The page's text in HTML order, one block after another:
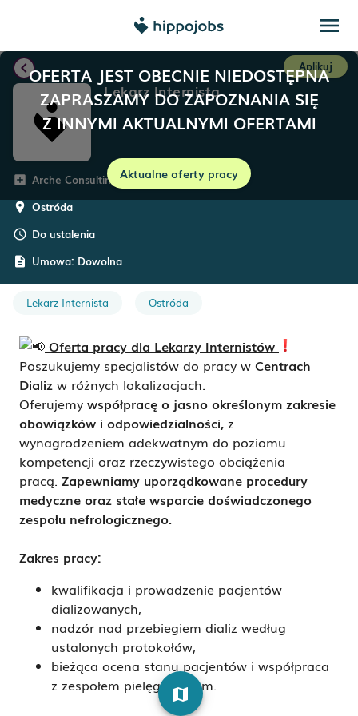
menu
OFERTA JEST OBECNIE NIEDOSTĘPNA
ZAPRASZAMY DO ZAPOZNANIA SIĘ
Z INNYMI AKTUALNYMI OFERTAMI
Aktualne oferty pracy
chevron_left Aplikuj
Lekarz Internista
add_box Arche Consulting
room Ostróda
schedule Do ustalenia
description Umowa: Dowolna
Lekarz Internista Ostróda
Oferta pracy dla Lekarzy Internistów
Poszukujemy specjalistów do pracy w Centrach
Dializ w różnych lokalizacjach.
Oferujemy współpracę o jasno określonym zakresie
obowiązków i odpowiedzialności, z
wynagrodzeniem adekwatnym do poziomu
kompetencji oraz rzeczywistego obciążenia
pracą. Zapewniamy uporządkowane procedury
medyczne oraz stałe wsparcie doświadczonego
zespołu nefrologicznego.
Zakres pracy:
kwalifikacja i prowadzenie pacjentów
dializowanych,
nadzór nad przebiegiem dializ według
ustalonych protokołów,
bieżąca ocena stanu pacjentów i współpraca
z zespołem pielęgniarskim.
map